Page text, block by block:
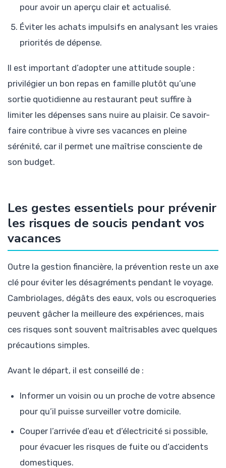
pour avoir un aperçu clair et actualisé.
Éviter les achats impulsifs en analysant les vraies
priorités de dépense.
Il est important d’adopter une attitude souple :
privilégier un bon repas en famille plutôt qu’une
sortie quotidienne au restaurant peut suffire à
limiter les dépenses sans nuire au plaisir. Ce savoir-
faire contribue à vivre ses vacances en pleine
sérénité, car il permet une maîtrise consciente de
son budget.
Les gestes essentiels pour prévenir
les risques de soucis pendant vos
vacances
Outre la gestion financière, la prévention reste un axe
clé pour éviter les désagréments pendant le voyage.
Cambriolages, dégâts des eaux, vols ou escroqueries
peuvent gâcher la meilleure des expériences, mais
ces risques sont souvent maîtrisables avec quelques
précautions simples.
Avant le départ, il est conseillé de :
Informer un voisin ou un proche de votre absence
pour qu’il puisse surveiller votre domicile.
Couper l’arrivée d’eau et d’électricité si possible,
pour évacuer les risques de fuite ou d’accidents
domestiques.